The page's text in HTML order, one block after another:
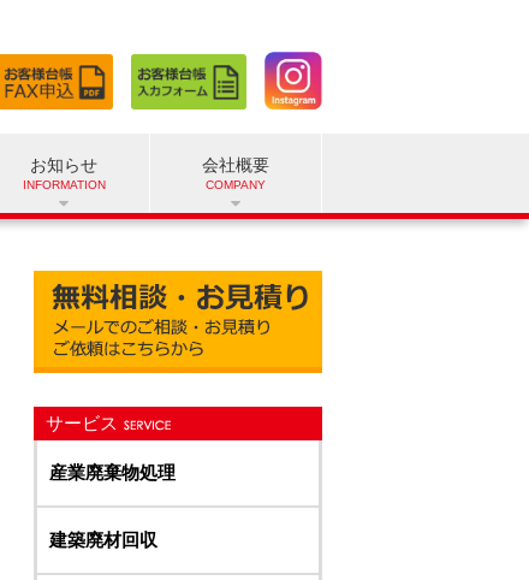
お知らせ 会社概要
サービス
産業廃棄物処理
建築廃材回収